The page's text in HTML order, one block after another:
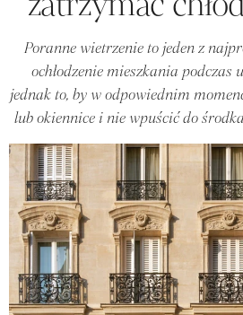
Poranne wietrzenie to jeden z
ochłodzenie mieszkania podczas
jednak to, by w odpowiednim
lub okiennice i nie wpuścić do